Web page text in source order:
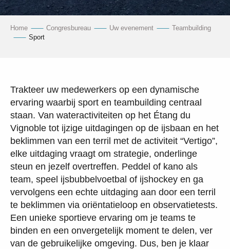
Home Congresbureau Uw evenement
Teambuilding
Sport
Trakteer uw medewerkers op een dynamische
ervaring waarbij sport en teambuilding centraal
staan. Van wateractiviteiten op het Étang du
Vignoble tot ijzige uitdagingen op de ijsbaan en het
beklimmen van een terril met de activiteit “Vertigo”,
elke uitdaging vraagt om strategie, onderlinge
steun en jezelf overtreffen. Peddel of kano als
team, speel ijsbubbelvoetbal of ijshockey en ga
vervolgens een echte uitdaging aan door een terril
te beklimmen via oriëntatieloop en observatietests.
Een unieke sportieve ervaring om je teams te
binden en een onvergetelijk moment te delen, ver
van de gebruikelijke omgeving. Dus, ben je klaar